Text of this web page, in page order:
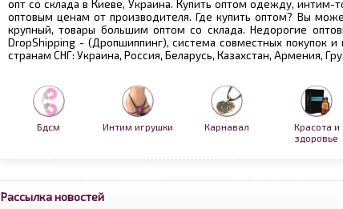
опт со склада в Киеве, Украина. Купить оптом одежду, интим-
оптовым ценам от производителя. Где купить оптом? Вы
крупный, товары большим оптом со склада. Недорогие
DropShipping - (Дропшиппинг), система совместных покупок и
странам СНГ: Украина, Россия, Беларусь, Казахстан, Армения,
Бдсм Интим игрушки Карнавал
Красота и
здоровье
Рассылка новостей